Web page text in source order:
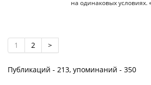
на одинаковых условиях.
1 2 >
Публикаций - 213, упоминаний - 350